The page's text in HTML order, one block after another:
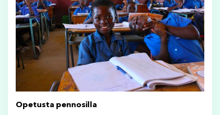
Opetusta pennosilla